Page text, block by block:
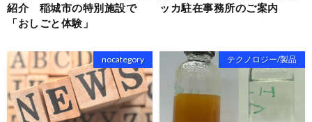
紹介 稲城市の特別施設で
「おしごと体験」
ッカ駐在事務所のご案内
nocategory テクノロジー/製品